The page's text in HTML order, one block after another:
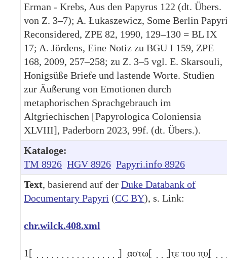
Erman - Krebs, Aus den Papyrus 122 (dt. Übers.
von Z. 3–7); A. Łukaszewicz, Some Berlin
Reconsidered, ZPE 82, 1990, 129–130 = BL IX
17; A. Jördens, Eine Notiz zu BGU I 159, ZPE
168, 2009, 257–258; zu Z. 3–5 vgl. E. Skarsouli,
Honigsüße Briefe und lastende Worte. Studien
zur Äußerung von Emotionen durch
metaphorischen Sprachgebrauch im
Altgriechischen [Papyrologica Coloniensia
XLVIII], Paderborn 2023, 99f. (dt. Übers.).
Kataloge:
TM 8926 HGV 8926 Papyri.info 8926
Text, basierend auf der Duke Databank of
Documentary Papyri (CC BY), s. Link:
chr.wilck.408.xml
1[ ̣ ̣ ̣ ̣ ̣ ̣ ̣ ̣ ̣ ̣ ̣ ̣ ̣ ̣ ̣ ̣ ̣] ̣αστω[ ̣ ̣ ̣]τ̣ε του π̣υ̣[ ̣ ̣ ̣